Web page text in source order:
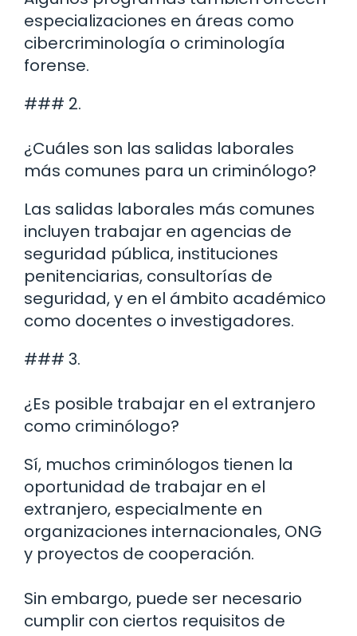
especializaciones en áreas como
cibercriminología o criminología
forense.
### 2.
¿Cuáles son las salidas laborales
más comunes para un criminólogo?
Las salidas laborales más comunes
incluyen trabajar en agencias de
seguridad pública, instituciones
penitenciarias, consultorías de
seguridad, y en el ámbito académico
como docentes o investigadores.
### 3.
¿Es posible trabajar en el extranjero
como criminólogo?
Sí, muchos criminólogos tienen la
oportunidad de trabajar en el
extranjero, especialmente en
organizaciones internacionales, ONG
y proyectos de cooperación.
Sin embargo, puede ser necesario
cumplir con ciertos requisitos de